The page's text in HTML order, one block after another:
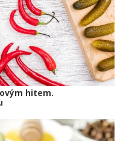
hitem.